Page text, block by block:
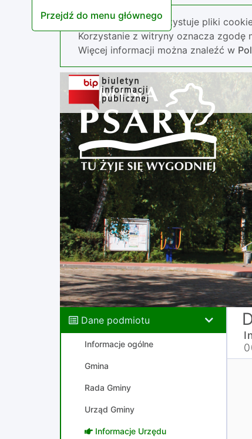
Przejdź do menu głównego
Nasza strona wykorzystuje pliki
Korzystanie z witryny oznacza zgodę
Więcej informacji można znaleźć w
Dane podmiotu
Informacje ogólne
Gmina
Rada Gminy
Urząd Gminy
Informacje Urzędu